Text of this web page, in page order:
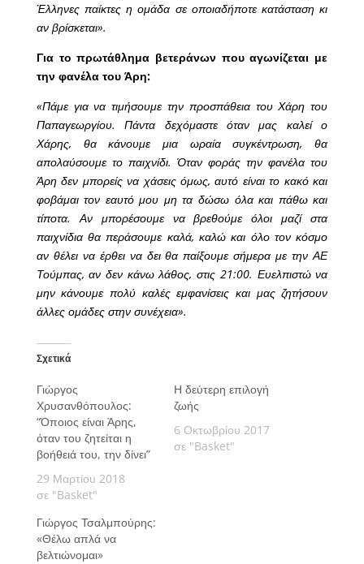
Έλληνες παίκτες η ομάδα σε οποιαδήποτε κατάσταση κι
αν βρίσκεται».
Για το πρωτάθλημα βετεράνων που αγωνίζεται με
την φανέλα του Άρη:
«Πάμε για να τιμήσουμε την προσπάθεια του Χάρη του
Παπαγεωργίου. Πάντα δεχόμαστε όταν μας καλεί ο
Χάρης, θα κάνουμε μια ωραία συγκέντρωση, θα
απολαύσουμε το παιχνίδι. Όταν φοράς την φανέλα του
Άρη δεν μπορείς να χάσεις όμως, αυτό είναι το κακό και
φοβάμαι τον εαυτό μου μη τα δώσω όλα και πάθω και
τίποτα. Αν μπορέσουμε να βρεθούμε όλοι μαζί στα
παιχνίδια θα περάσουμε καλά, καλώ και όλο τον κόσμο
αν θέλει να έρθει να δει θα παίξουμε σήμερα με την ΑΕ
Τούμπας, αν δεν κάνω λάθος, στις 21:00. Ευελπιστώ να
μην κάνουμε πολύ καλές εμφανίσεις και μας ζητήσουν
άλλες ομάδες στην συνέχεια».
Σχετικά
Γιώργος
Χρυσανθόπουλος:
“Όποιος είναι Άρης,
όταν του ζητείται η
βοήθειά του, την δίνει”
29 Μαρτίου 2018
σε "Basket"
Η δεύτερη επιλογή
ζωής
6 Οκτωβρίου 2017
σε "Basket"
Γιώργος Τσαλμπούρης:
«Θέλω απλά να
βελτιώνομαι»